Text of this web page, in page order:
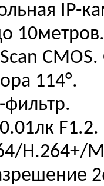
IP-
114°.
H.264+/